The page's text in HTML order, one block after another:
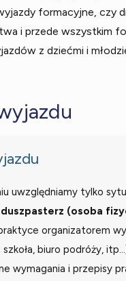
formacyjne, czy
i przede wszystkim
z dziećmi i
uwzględniamy tylko
(osoba
organizatorem
biuro podróży,
wymagania i przepisy